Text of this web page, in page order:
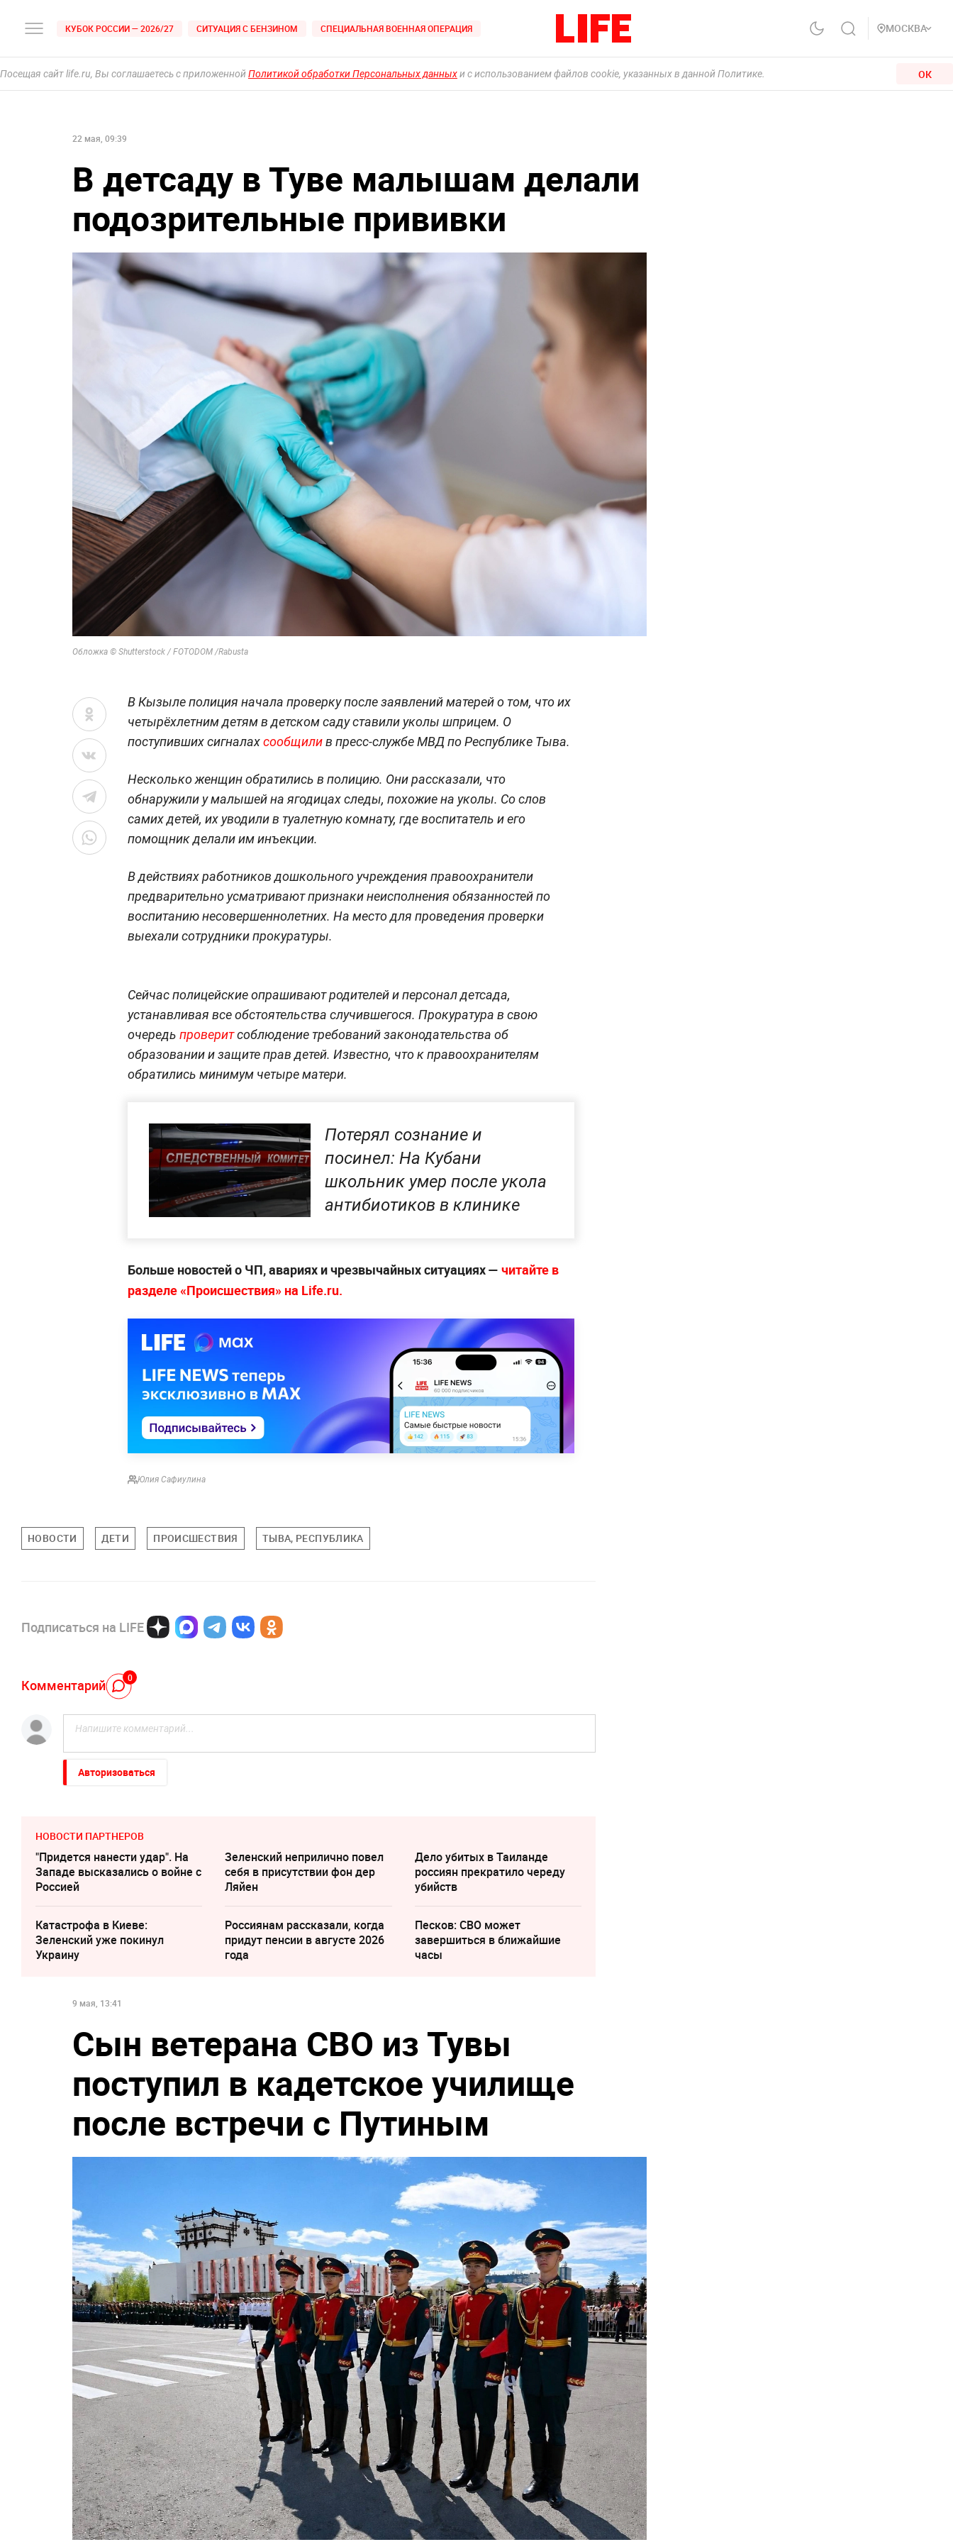
КУБОК РОССИИ — 2026/27 СИТУАЦИЯ С БЕНЗИНОМ СПЕЦИАЛЬНАЯ ВОЕННАЯ ОПЕРАЦИЯ МОСКВА
Посещая сайт life.ru, Вы соглашаетесь с приложеннойПолитикой обработки Персональных данныхи с использованием файлов cookie, указанных в данной Политике. ОК
22 мая, 09:39
В детсаду в Туве малышам делали
подозрительные прививки
Обложка © Shutterstock / FOTODOM /Rabusta
В Кызыле полиция начала проверку после заявлений матерей о том, что их
четырёхлетним детям в детском саду ставили уколы шприцем. О
поступивших сигналахсообщилив пресс-службе МВД по Республике Тыва.
Несколько женщин обратились в полицию. Они рассказали, что
обнаружили у малышей на ягодицах следы, похожие на уколы. Со слов
самих детей, их уводили в туалетную комнату, где воспитатель и его
помощник делали им инъекции.
В действиях работников дошкольного учреждения правоохранители
предварительно усматривают признаки неисполнения обязанностей по
воспитанию несовершеннолетних. На место для проведения проверки
выехали сотрудники прокуратуры.
Сейчас полицейские опрашивают родителей и персонал детсада,
устанавливая все обстоятельства случившегося. Прокуратура в свою
очередь проверитсоблюдение требований законодательства об
образовании и защите прав детей. Известно, что к правоохранителям
обратились минимум четыре матери.
Потерял сознание и
посинел: На Кубани
школьник умер после укола
антибиотиков в клинике
Больше новостей о ЧП, авариях и чрезвычайных ситуациях — читайте в
разделе «Происшествия» на Life.ru.
Юлия Сафиулина
НОВОСТИ ДЕТИ ПРОИСШЕСТВИЯ ТЫВА, РЕСПУБЛИКА
Подписаться на LIFE
Комментарий 0
Авторизоваться
НОВОСТИ ПАРТНЕРОВ
"Придется нанести удар". На
Западе высказались о войне с
Россией
Зеленский неприлично повел
cебя в присутствии фон дер
Ляйен
Дело убитых в Таиланде
россиян прекратило череду
убийств
Катастрофа в Киеве:
Зеленский уже покинул
Украину
Россиянам рассказали, когда
придут пенсии в августе 2026
года
Песков: СВО может
завершиться в ближайшие
часы
9 мая, 13:41
Сын ветерана СВО из Тувы
поступил в кадетское училище
после встречи с Путиным